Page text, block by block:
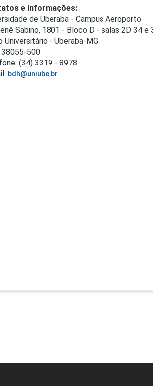
e Informações:
de Uberaba - Campus Aeroporto
Sabino, 1801 - Bloco D - salas 2D 34 e
Universitário - Uberaba-MG
38055-500
(34) 3319 - 8978
bdh@uniube.br